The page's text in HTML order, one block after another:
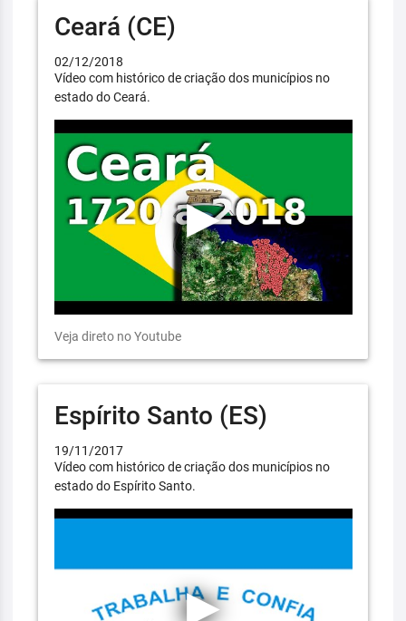
Ceará (CE)
02/12/2018
Vídeo com histórico de criação dos municípios no
estado do Ceará.
Veja direto no Youtube
Espírito Santo (ES)
19/11/2017
Vídeo com histórico de criação dos municípios no
estado do Espírito Santo.